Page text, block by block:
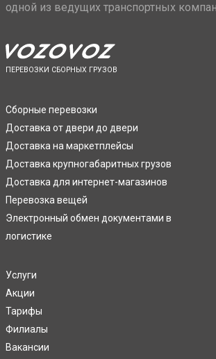
одной из ведущих транспортных
ПЕРЕВОЗКИ СБОРНЫХ ГРУЗОВ
Сборные перевозки
Доставка от двери до двери
Доставка на маркетплейсы
Доставка крупногабаритных грузов
Доставка для интернет-магазинов
Перевозка вещей
Электронный обмен документами в
логистике
Услуги
Акции
Тарифы
Филиалы
Вакансии